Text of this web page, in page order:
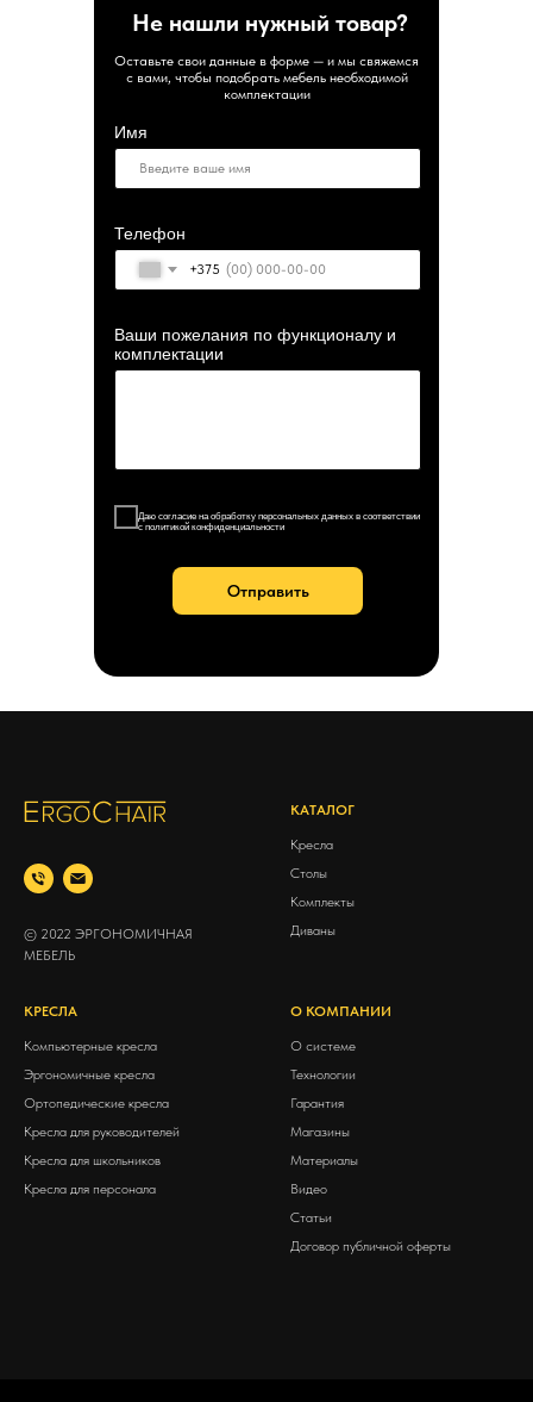
Имя
Телефон
+375
Ваши пожелания по функционалу и
комплектации
Даю согласие на обработку персональных данных в соответствии
с политикой конфиденциальности
Отправить
Не нашли нужный товар?
Оставьте свои данные в форме — и мы свяжемся
с вами, чтобы подобрать мебель необходимой
комплектации
© 2022 ЭРГОНОМИЧНАЯ
МЕБЕЛЬ
КАТАЛОГ
Кресла
Столы
Комплекты
Диваны
КРЕСЛА
Компьютерные кресла
Эргономичные кресла
Ортопедические кресла
Кресла для руководителей
Кресла для школьников
Кресла для персонала
О КОМПАНИИ
О системе
Технологии
Гарантия
Магазины
Материалы
Видео
Статьи
Договор публичной оферты